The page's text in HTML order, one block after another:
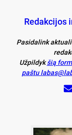
Redakcijos
Pasidalink
Užpildykšią
paštu